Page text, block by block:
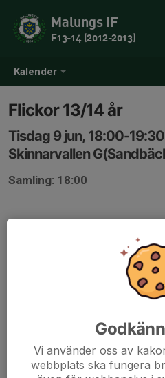
Kalender
Malungs IF
F13-14 (2012-2013)
Flickor 13/14 år
Tisdag 9 jun, 18:00-19:30
Skinnarvallen
Samling: 18:00
Vi använder oss av
webbplats ska fungera